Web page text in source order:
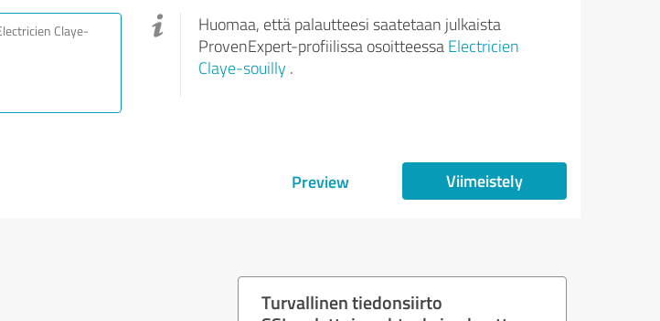
Huomaa, että palautteesi saatetaan julkaista
ProvenExpert-profiilissa osoitteessa Electricien
Claye-souilly .
Preview Viimeistely
Turvallinen tiedonsiirto